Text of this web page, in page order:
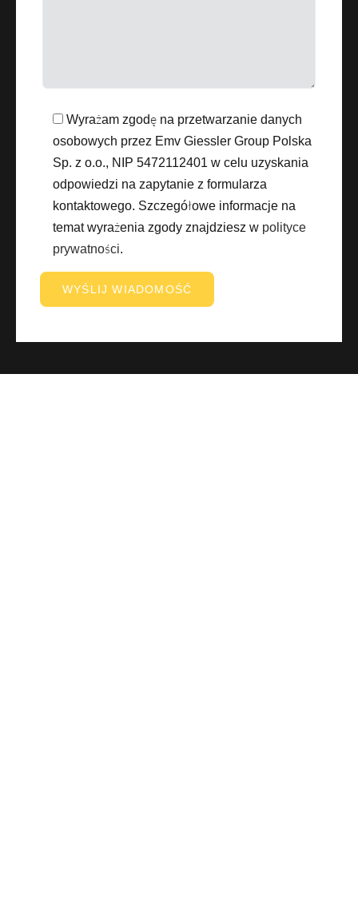
Wyrażam zgodę na przetwarzanie danych
osobowych przez Emv Giessler Group Polska
Sp. z o.o., NIP 5472112401 w celu uzyskania
odpowiedzi na zapytanie z formularza
kontaktowego. Szczegółowe informacje na
temat wyrażenia zgody znajdziesz w polityce
prywatności.